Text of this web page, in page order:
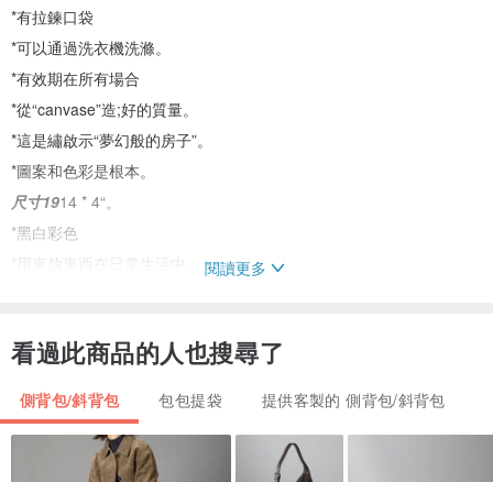
*有拉鍊口袋
*可以通過洗衣機洗滌。
*有效期在所有場合
*從“canvase”造;好的質量。
*這是繡啟示“夢幻般的房子”。
*圖案和色彩是根本。
尺寸1914 * 4“。
*黑白彩色
*用來放東西在日常生活中。
閱讀更多
看過此商品的人也搜尋了
側背包/斜背包 包包提袋 提供客製的 側背包/斜背包